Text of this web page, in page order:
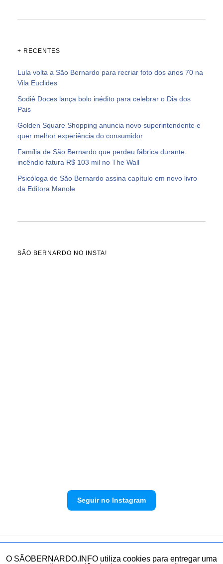
+ RECENTES
Lula volta a São Bernardo para recriar foto dos anos 70 na
Vila Euclides
Sodiê Doces lança bolo inédito para celebrar o Dia dos
Pais
Golden Square Shopping anuncia novo superintendente e
quer melhor experiência do consumidor
Família de São Bernardo que perdeu fábrica durante
incêndio fatura R$ 103 mil no The Wall
Psicóloga de São Bernardo assina capítulo em novo livro
da Editora Manole
SÃO BERNARDO NO INSTA!
Seguir no Instagram
Política de privacidade Envie sua denúncia
O SÃOBERNARDO.INFO utiliza cookies para entregar uma